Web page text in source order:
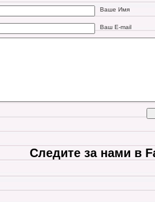
Ваше Имя
Ваш E-mail
Следите за нами в